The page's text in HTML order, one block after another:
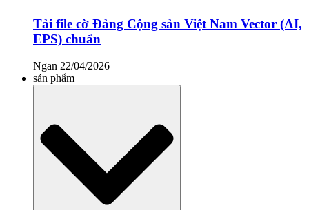
Tải file cờ Đảng Cộng sản Việt Nam Vector (AI,
EPS) chuẩn
Ngan 22/04/2026
sản phẩm